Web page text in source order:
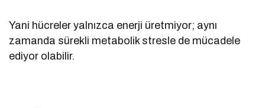
Yani hücreler yalnızca enerji üretmiyor; aynı
zamanda sürekli metabolik stresle de mücadele
ediyor olabilir.